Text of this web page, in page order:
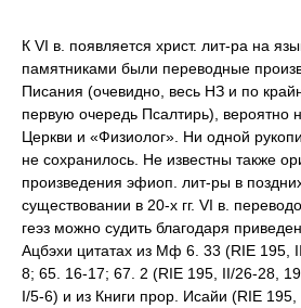
К VI в. появляется христ. лит-ра на
памятниками были переводные
Писания (очевидно, весь НЗ и по
первую очередь Псалтирь), вероятно
Церкви и «Физиолог». Ни одной
не сохранилось. Не известны также
произведения эфиоп. лит-ры в
существовании в 20-х гг. VI в.
геэз можно судить благодаря
Ацбэхи цитатах из Мф 6. 33 (RIE 195,
8; 65. 16-17; 67. 2 (RIE 195, II/26-28,
I/5-6) и из Книги прор. Исайи (RIE 195,